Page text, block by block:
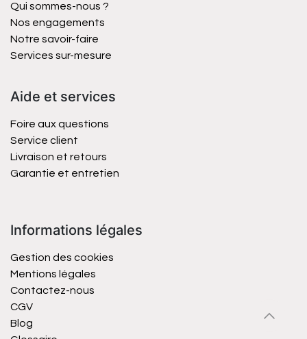
Qui sommes-nous ?
Nos engagements
Notre savoir-faire
Services sur-mesure
Aide et services
Foire aux questions
Service client
Livraison et retours
Garantie et entretien
Informations légales
Gestion des cookies
Mentions légales
Contactez-nous
CGV
Blog